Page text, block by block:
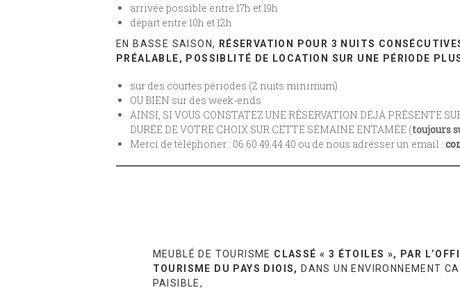
arrivée possible entre 17h et 19h
départ entre 10h et 12h
EN BASSE SAISON,
RÉSERVATION POUR 3 NUITS
PRÉALABLE, POSSIBLITÉ DE LOCATION SUR UNE PÉRIODE
sur des courtes périodes (2 nuits minimum)
OU BIEN sur des week-ends
AINSI, SI VOUS CONSTATEZ UNE RÉSERVATION DÉJÀ PRÉSENTE
DURÉE DE VOTRE CHOIX SUR CETTE SEMAINE ENTAMÉE (toujours
Merci de téléphoner : 06 60 49 44 40 ou de nous adresser un email :
MEUBLÉ DE TOURISME CLASSÉ « 3 ÉTOILES », PAR
TOURISME DU PAYS DIOIS, DANS UN ENVIRONNEMENT
PAISIBLE,